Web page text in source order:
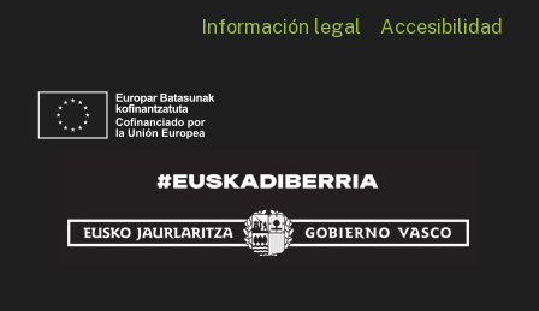
Información legal Accesibilidad